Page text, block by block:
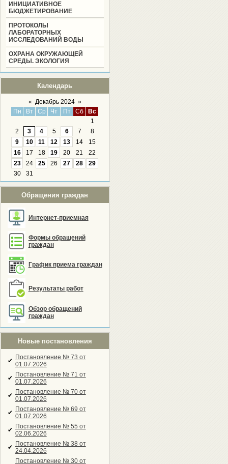
ИНИЦИАТИВНОЕ
БЮДЖЕТИРОВАНИЕ
ПРОТОКОЛЫ
ЛАБОРАТОРНЫХ
ИССЛЕДОВАНИЙ ВОДЫ
ОХРАНА ОКРУЖАЮЩЕЙ
СРЕДЫ. ЭКОЛОГИЯ
Календарь
« Декабрь 2024 »
Пн
Вт Ср Чт Пт Сб
Вс
1
2
3 4 5 6 7
8
9
10 11 12 13 14
15
16
17 18 19 20 21
22
23
24 25 26 27 28
29
30
31
Обращения граждан
Интернет-приемная
Формы обращений
граждан
График приема граждан
Результаты работ
Обзор обращений
граждан
Новые постановления
✔ Постановление № 73 от
01.07.2026
✔ Постановление № 71 от
01.07.2026
✔ Постановление № 70 от
01.07.2026
✔ Постановление № 69 от
01.07.2026
✔ Постановление № 55 от
02.06.2026
✔ Постановление № 38 от
24.04.2026
Постановление № 30 от